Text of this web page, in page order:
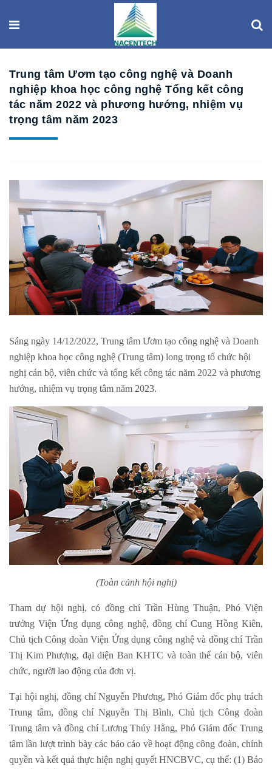
Trung tâm Ươm tạo công nghệ và Doanh
nghiệp khoa học công nghệ Tổng kết công
tác năm 2022 và phương hướng, nhiệm vụ
trọng tâm năm 2023
Sáng ngày 14/12/2022, Trung tâm Ươm tạo công nghệ và Doanh
nghiệp khoa học công nghệ (Trung tâm) long trọng tổ chức hội
nghị cán bộ, viên chức và tổng kết công tác năm 2022 và phương
hướng, nhiệm vụ trọng tâm năm 2023.
(Toàn cảnh hội nghị)
Tham dự hội nghị, có đồng chí Trần Hùng Thuận, Phó Viện
trưởng Viện Ứng dụng công nghệ, đồng chí Cung Hồng Kiên,
Chủ tịch Công đoàn Viện Ứng dụng công nghệ và đồng chí Trần
Thị Kim Phượng, đại diện Ban KHTC và toàn thể cán bộ, viên
chức, người lao động của đơn vị.
Tại hội nghị, đồng chí Nguyễn Phương, Phó Giám đốc phụ trách
Trung tâm, đồng chí Nguyễn Thị Bình, Chủ tịch Công đoàn
Trung tâm và đồng chí Lương Thúy Hằng, Phó Giám đốc Trung
tâm lần lượt trình bày các báo cáo về hoạt động công đoàn, chính
quyền và kết quả thực hiện nghị quyết HNCBVC, cụ thể: (1) Báo